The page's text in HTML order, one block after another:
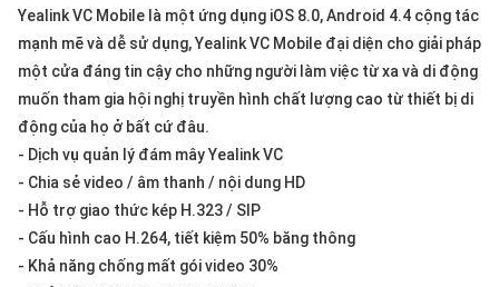
Yealink VC Mobile là một ứng dụng iOS 8.0, Android 4.4 cộng tác
mạnh mẽ và dễ sử dụng, Yealink VC Mobile đại diện cho giải pháp
một cửa đáng tin cậy cho những người làm việc từ xa và di động
muốn tham gia hội nghị truyền hình chất lượng cao từ thiết bị di
động của họ ở bất cứ đâu.
- Dịch vụ quản lý đám mây Yealink VC
- Chia sẻ video / âm thanh / nội dung HD
- Hỗ trợ giao thức kép H.323 / SIP
- Cấu hình cao H.264, tiết kiệm 50% băng thông
- Khả năng chống mất gói video 30%
Tin
tức
Liên
Giới
thiệu
NGÔN
NGỮ